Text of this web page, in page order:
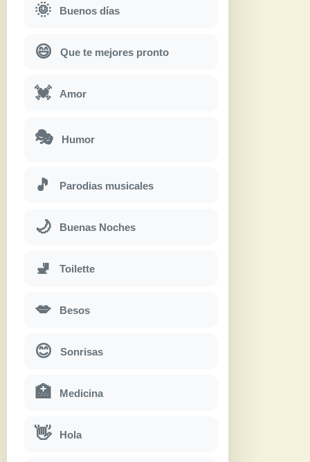
🌞 Buenos días
😄 Que te mejores pronto
💓 Amor
🎭 Humor
🎵 Parodias musicales
🌙 Buenas Noches
🚽 Toilette
💋 Besos
😊 Sonrisas
🏥 Medicina
👋 Hola